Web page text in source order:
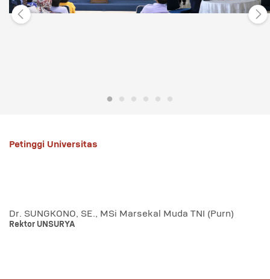
Petinggi Universitas
Dr. SUNGKONO, SE., MSi Marsekal Muda TNI (Purn)
Rektor UNSURYA